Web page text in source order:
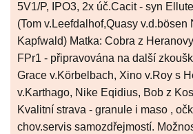
5V1/P, IPO3, 2x úč.Cacit - syn
(Tom v.Leefdalhof,Quasy
Kapfwald) Matka: Cobra z
FPr1 - připravována na další
Grace v.Körbelbach, Xino v.Roy s
v.Karthago, Nike Eqidius, Bob z
Kvalitní strava - granule i maso ,
chov.servis samozdřejmostí.